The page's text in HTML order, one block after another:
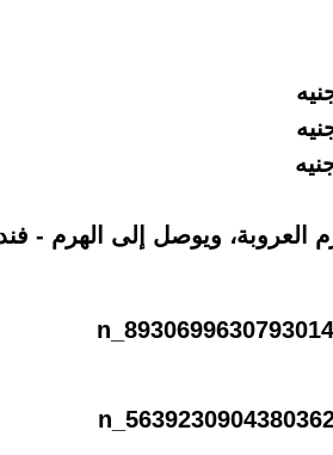
العروبة، ويوصل إلى الهرم -